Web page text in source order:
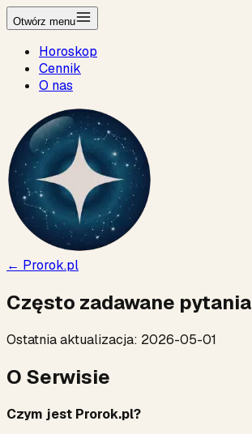
Otwórz menu
Horoskop
Cennik
O nas
← Prorok.pl
Często zadawane pytania
Ostatnia aktualizacja: 2026-05-01
O Serwisie
Czym jest Prorok.pl?